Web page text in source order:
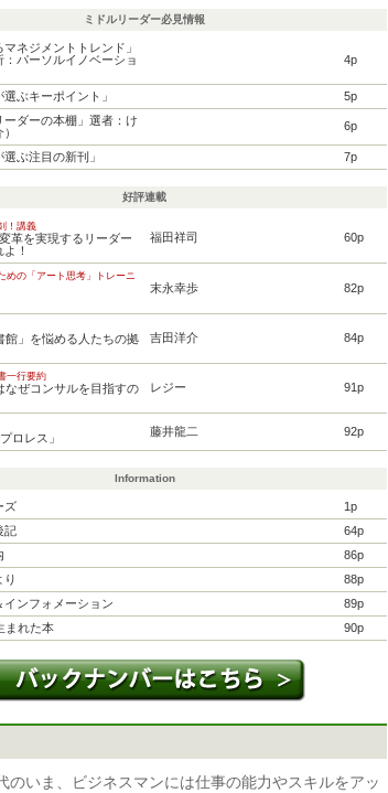
ミドルリーダー必見情報
ネジメントトレンド」
パーソルイノベーショ
4p
ぶキーポイント」
5p
ダーの本棚」選者：け
6p
ぶ注目の新刊」 7p
好評連載
！講義
革を実現するリーダー
！
福田祥司 60p
めの「アート思考」トレーニ
末永幸歩 82p
館」を悩める人たちの拠
吉田洋介 84p
一行要約
なぜコンサルを目指すの
レジー 91p
ロレス」 藤井龍二 92p
Information
ズ
1p
記
64p
86p
り
88p
ンフォメーション
89p
まれた本
90p
いま、ビジネスマンには仕事の能力やスキルをアッ